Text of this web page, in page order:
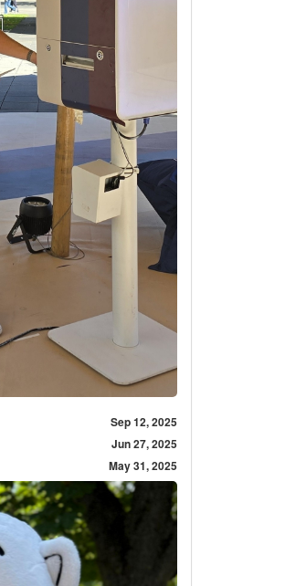
Sep 12, 2025
Jun 27, 2025
May 31, 2025